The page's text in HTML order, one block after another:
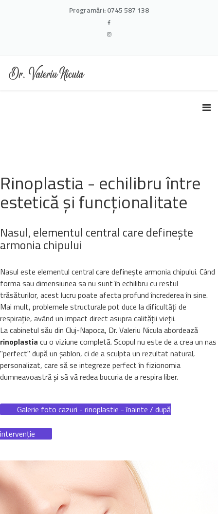
Programări:0745 587 138
Rinoplastia - echilibru între
estetică și funcționalitate
Nasul, elementul central care definește
armonia chipului
Nasul este elementul central care definește armonia chipului. Când
forma sau dimensiunea sa nu sunt în echilibru cu restul
trăsăturilor, acest lucru poate afecta profund încrederea în sine.
Mai mult, problemele structurale pot duce la dificultăți de
respirație, având un impact direct asupra calității vieții.
La cabinetul său din Cluj-Napoca, Dr. Valeriu Nicula abordează
rinoplastia cu o viziune completă. Scopul nu este de a crea un nas
"perfect" după un șablon, ci de a sculpta un rezultat natural,
personalizat, care să se integreze perfect în fizionomia
dumneavoastră și să vă redea bucuria de a respira liber.
Galerie foto cazuri - rinoplastie - înainte / după
intervenție